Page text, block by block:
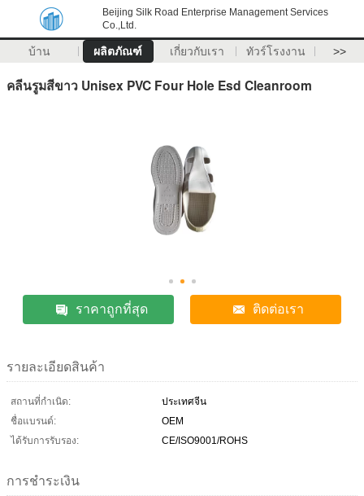
Beijing Silk Road Enterprise Management Services
Co.,Ltd.
บ้าน ผลิตภัณฑ์ เกี่ยวกับเรา ทัวร์โรงงาน >>
คลีนรูมสีขาว Unisex PVC Four Hole Esd Cleanroom
ราคาถูกที่สุด ติดต่อเรา
รายละเอียดสินค้า
สถานที่กำเนิด:
ประเทศจีน
ชื่อแบรนด์:
OEM
ได้รับการรับรอง:
CE/ISO9001/ROHS
การชำระเงิน